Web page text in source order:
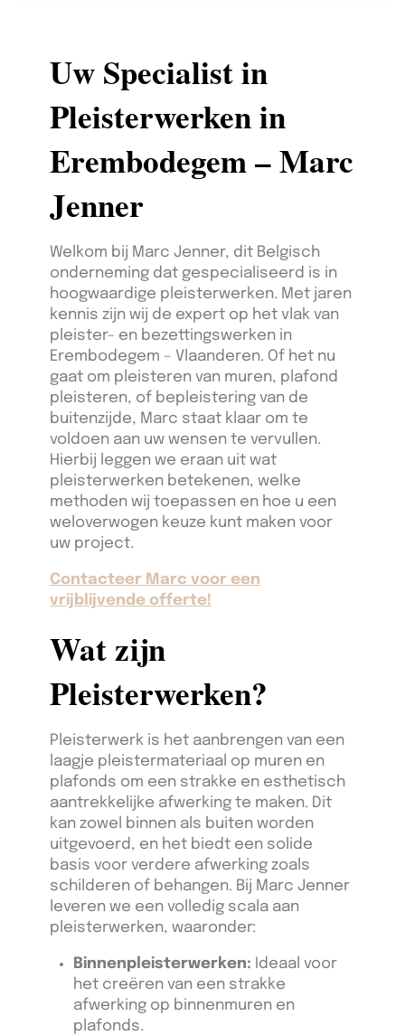
Uw Specialist in
Pleisterwerken in
Erembodegem – Marc
Jenner
Welkom bij Marc Jenner, dit Belgisch
onderneming dat gespecialiseerd is in
hoogwaardige pleisterwerken. Met jaren
kennis zijn wij de expert op het vlak van
pleister- en bezettingswerken in
Erembodegem – Vlaanderen. Of het nu
gaat om pleisteren van muren, plafond
pleisteren, of bepleistering van de
buitenzijde, Marc staat klaar om te
voldoen aan uw wensen te vervullen.
Hierbij leggen we eraan uit wat
pleisterwerken betekenen, welke
methoden wij toepassen en hoe u een
weloverwogen keuze kunt maken voor
uw project.
Contacteer Marc voor een
vrijblijvende offerte!
Wat zijn
Pleisterwerken?
Pleisterwerk is het aanbrengen van een
laagje pleistermateriaal op muren en
plafonds om een strakke en esthetisch
aantrekkelijke afwerking te maken. Dit
kan zowel binnen als buiten worden
uitgevoerd, en het biedt een solide
basis voor verdere afwerking zoals
schilderen of behangen. Bij Marc Jenner
leveren we een volledig scala aan
pleisterwerken, waaronder:
Binnenpleisterwerken: Ideaal voor
het creëren van een strakke
afwerking op binnenmuren en
plafonds.